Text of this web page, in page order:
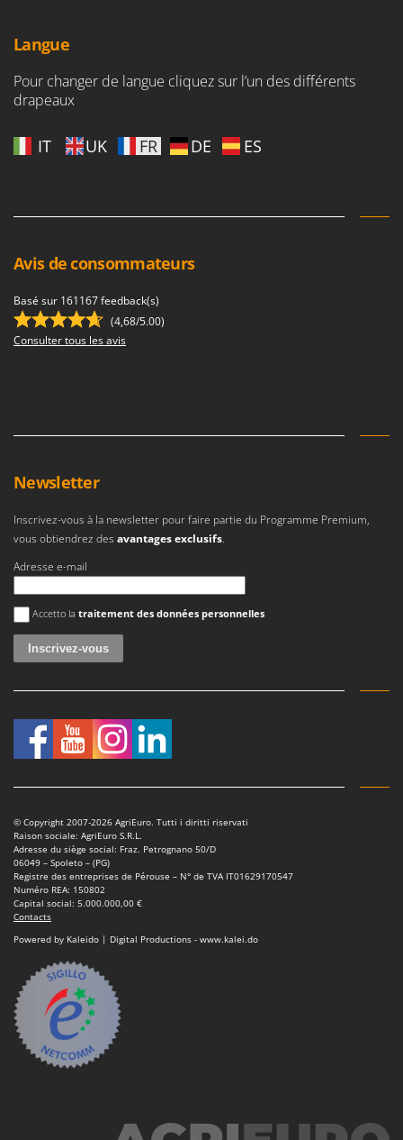
Palumbo Pavi
Partisani
Paterlini
Pramac
R
Rato
Redback
Resto Italia
Robomow
Rover Pompe
Royal Food
S
S.T.P.
Santos
Sbaraglia
Schnitzer
Seven Italy
Simatech
Sirman
Skil
Smartwood
Smeg
Snapper
Solidur
Spice Electronics
Spiralmac
Spring Protezione
Langue
Pour changer de langue cliquez sur l’un des différents
drapeaux
IT UK FR DE ES
Avis de consommateurs
Basé sur 161167 feedback(s)
(4,68/5.00)
Consulter tous les avis
Newsletter
Inscrivez-vous à la newsletter pour faire partie du Programme Premium,
vous obtiendrez des avantages exclusifs.
Adresse e-mail
Une erreur est survenue
Accetto la traitement des données personnelles
© Copyright 2007-2026 AgriEuro. Tutti i diritti riservati
Raison sociale: AgriEuro S.R.L.
Adresse du siège social: Fraz. Petrognano 50/D
06049 – Spoleto – (PG)
Registre des entreprises de Pérouse – N° de TVA IT01629170547
Numéro REA: 150802
Capital social: 5.000.000,00 €
Contacts
Powered by Kaleido | Digital Productions - www.kalei.do